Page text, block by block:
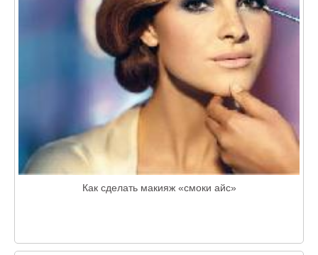
Как сделать макияж «смоки айс»